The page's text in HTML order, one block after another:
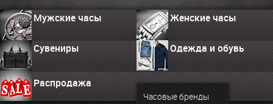
Мужские часы Женские часы
Сувениры Одежда и обувь
Распродажа
Часовые бренды